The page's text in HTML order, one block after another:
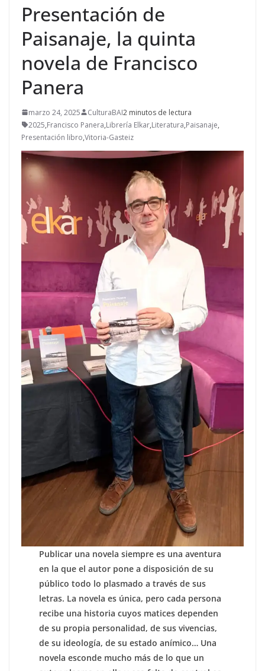
Presentación de
Paisanaje, la quinta
novela de Francisco
Panera
marzo 24, 2025 CulturaBAI2 minutos de lectura
2025,Francisco Panera,Librería Elkar,Literatura,Paisanaje,
Presentación libro,Vitoria-Gasteiz
Publicar una novela siempre es una aventura
en la que el autor pone a disposición de su
público todo lo plasmado a través de sus
letras. La novela es única, pero cada persona
recibe una historia cuyos matices dependen
de su propia personalidad, de sus vivencias,
de su ideología, de su estado anímico… Una
novela esconde mucho más de lo que un